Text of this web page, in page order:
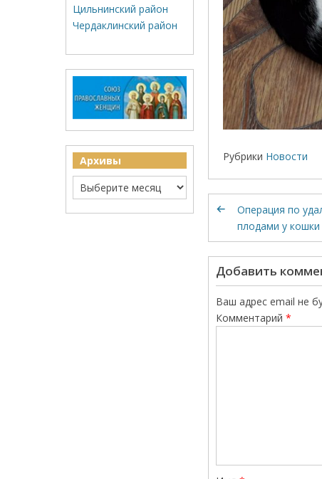
Рубрики Новости
Операция по
плодами у кошки
Добавить
Ваш адрес email не
Комментарий *
Цильнинский район
Чердаклинский район
Архивы